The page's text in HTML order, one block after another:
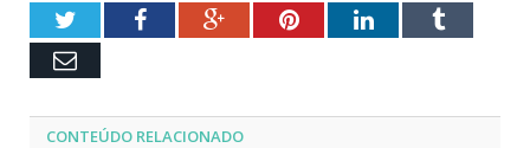
TwitterFacebookGoogle+PinterestLinkedInTumblr
Email
CONTEÚDO RELACIONADO